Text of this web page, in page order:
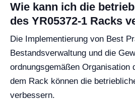
Wie kann ich die
des YR05372-1 Racks
Die Implementierung von Best
Bestandsverwaltung und die
ordnungsgemäßen Organisation
dem Rack können die
verbessern.